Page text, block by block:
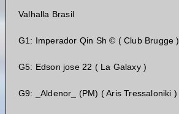
Valhalla Brasil
G1: Imperador Qin Sh © ( Club Brugge )
G5: Edson jose 22 ( La Galaxy )
G9: _Aldenor_ (PM) ( Aris Tressaloniki )